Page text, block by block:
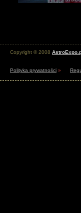
Copyright © 2008
Polityka prywatności »